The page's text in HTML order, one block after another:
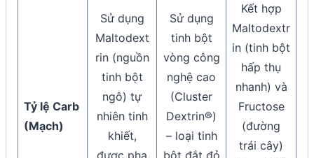
Tỷ lệ Carb
(Mạch)
Sử dụng
Maltodext
rin (nguồn
tinh bột
ngô) tự
nhiên tinh
khiết,
được pha
Sử dụng
tinh bột
vòng công
nghệ cao
(Cluster
Dextrin®)
– loại tinh
bột đắt đỏ
Kết hợp
Maltodextr
in (tinh bột
hấp thụ
nhanh) và
Fructose
(đường
trái cây)